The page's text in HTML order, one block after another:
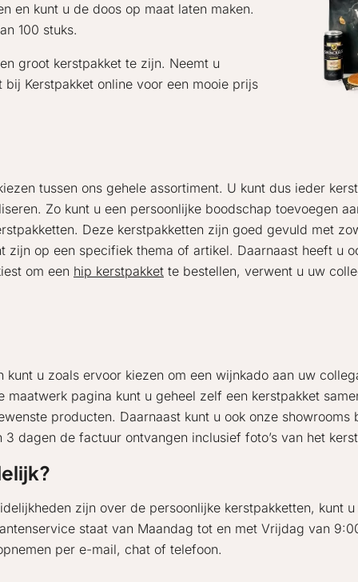
en kunt u de doos op maat laten maken.
100 stuks.
groot kerstpakket te zijn. Neemt u
bij Kerstpakket online voor een mooie prijs
tussen ons gehele assortiment. U kunt dus ieder
Zo kunt u een persoonlijke boodschap toevoegen
Deze kerstpakketten zijn goed gevuld met
op een specifiek thema of artikel. Daarnaast heeft u
om een hip kerstpakket te bestellen, verwent u uw
u zoals ervoor kiezen om een wijnkado aan uw
pagina kunt u geheel zelf een kerstpakket
producten. Daarnaast kunt u ook onze showrooms
dagen de factuur ontvangen inclusief foto’s van het
zijn over de persoonlijke kerstpakketten, kunt
staat van Maandag tot en met Vrijdag van
per e-mail, chat of telefoon.